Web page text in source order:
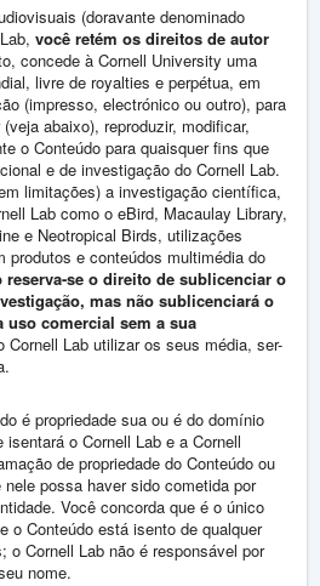
(doravante denominado
você retém os direitos de autor
concede à Cornell University uma
livre de royalties e perpétua, em
(impresso, electrónico ou outro), para
abaixo), reproduzir, modificar,
o Conteúdo para quaisquer fins que
e de investigação do Cornell Lab.
limitações) a investigação científica,
Lab como o eBird, Macaulay Library,
e Neotropical Birds, utilizações
produtos e conteúdos multimédia do
reserva-se o direito de sublicenciar o
mas não sublicenciará o
uso comercial sem a sua
Cornell Lab utilizar os seus média, ser-
é propriedade sua ou é do domínio
o Cornell Lab e a Cornell
de propriedade do Conteúdo ou
possa haver sido cometida por
Você concorda que é o único
o Conteúdo está isento de qualquer
o Cornell Lab não é responsável por
nome.